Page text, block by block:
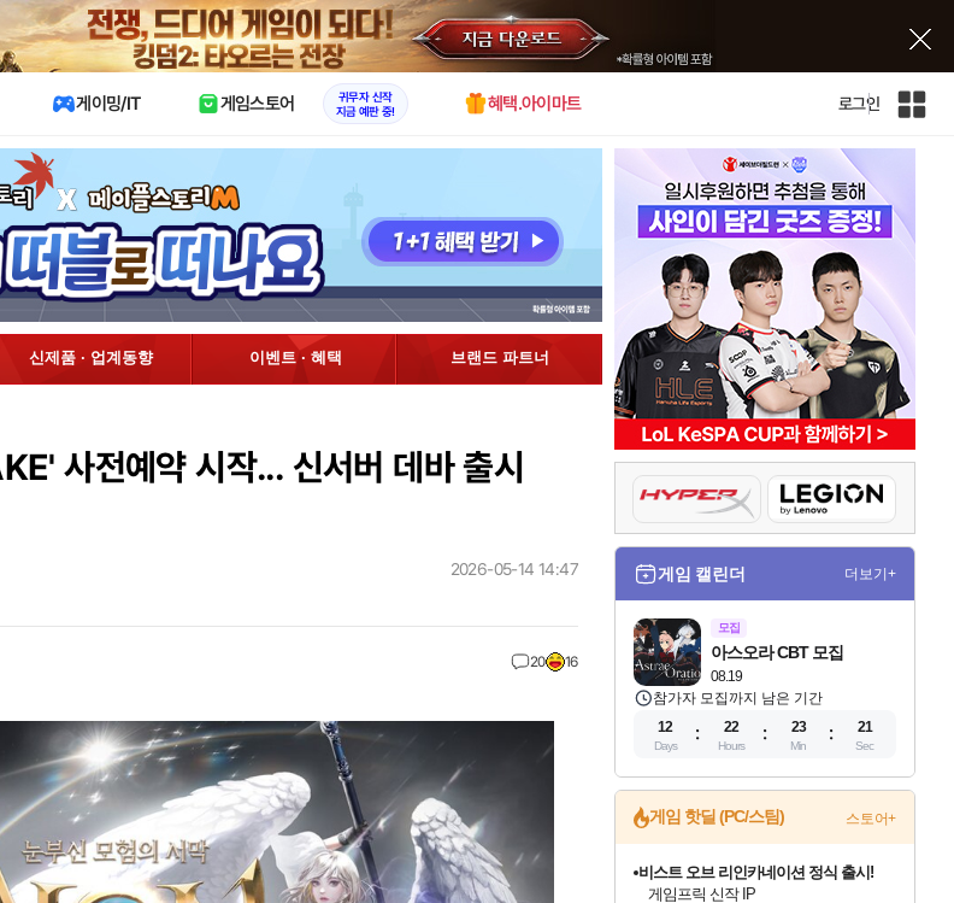
X
게이밍/IT 게임스토어
귀무자 신작
지금 예판 중!
혜택.아이마트 로그인
인
트
신제품 · 업계동향 이벤트 · 혜택 브랜드 파트너
사전예약 시작... 신서버 데바 출시
20 16
2026-05-14 14:47 게임 캘린더 더보기+
모집
08.19
아스오라 CBT 모집
참가자 모집까지 남은 기간
12
Days
22
Hours
23
Min
20
Sec
게임 핫딜 (PC/스팀) 스토어+
비스트 오브 리인카네이션 정식 출시!
게임프릭 신작 IP
네이버 혜택가와 함께 예약하세요!